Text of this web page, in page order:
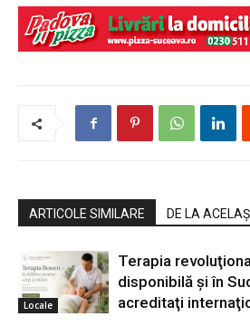
ARTICOLE SIMILARE DE LA
Locale
Terapia
disponibilă şi în
acreditaţi